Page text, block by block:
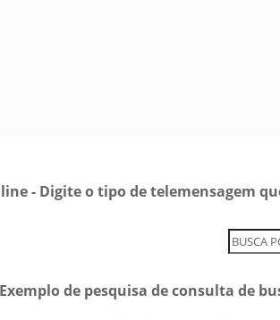
- Digite o tipo de telemensagem
Exemplo de pesquisa de consulta de